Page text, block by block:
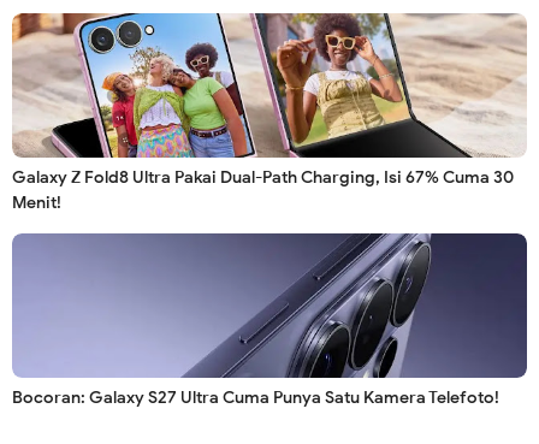
Galaxy Z Fold8 Ultra Pakai Dual-Path Charging, Isi 67% Cuma 30
Menit!
Bocoran: Galaxy S27 Ultra Cuma Punya Satu Kamera Telefoto!